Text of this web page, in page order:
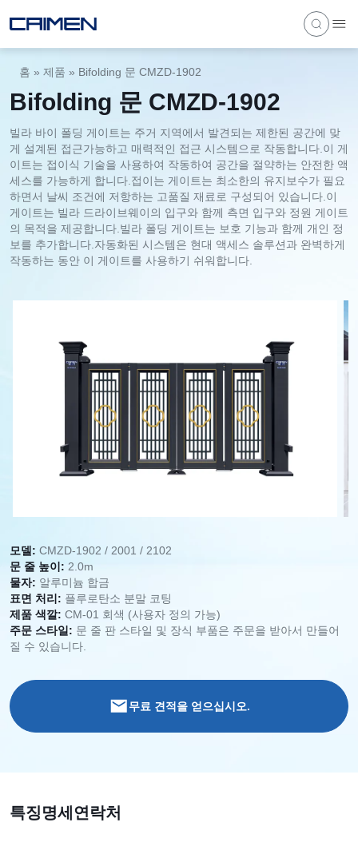
홈 » 제품 » Bifolding 문 CMZD-1902
Bifolding 문 CMZD-1902
빌라 바이 폴딩 게이트는 주거 지역에서 발견되는 제한된 공간에 맞
게 설계된 접근가능하고 매력적인 접근 시스템으로 작동합니다.이 게
이트는 접이식 기술을 사용하여 작동하여 공간을 절약하는 안전한 액
세스를 가능하게 합니다.접이는 게이트는 최소한의 유지보수가 필요
하면서 날씨 조건에 저항하는 고품질 재료로 구성되어 있습니다.이
게이트는 빌라 드라이브웨이의 입구와 함께 측면 입구와 정원 게이트
의 목적을 제공합니다.빌라 폴딩 게이트는 보호 기능과 함께 개인 정
보를 추가합니다.자동화된 시스템은 현대 액세스 솔루션과 완벽하게
작동하는 동안 이 게이트를 사용하기 쉬워합니다.
모델: CMZD-1902 / 2001 / 2102
문 줄 높이: 2.0m
물자: 알루미늄 합금
표면 처리: 플루로탄소 분말 코팅
제품 색깔: CM-01 회색 (사용자 정의 가능)
주문 스타일: 문 줄 판 스타일 및 장식 부품은 주문을 받아서 만들어
질 수 있습니다.
무료 견적을 얻으십시오.
특징명세연락처